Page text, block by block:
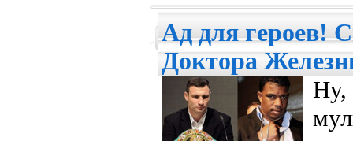
Ад для героев!
Доктора